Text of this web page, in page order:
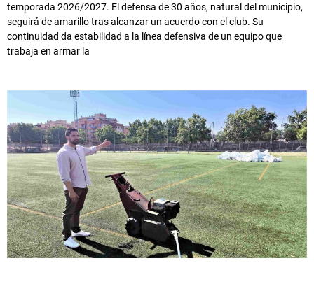
temporada 2026/2027. El defensa de 30 años, natural del municipio,
seguirá de amarillo tras alcanzar un acuerdo con el club. Su
continuidad da estabilidad a la línea defensiva de un equipo que
trabaja en armar la